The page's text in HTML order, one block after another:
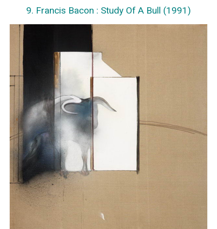
9. Francis Bacon : Study Of A Bull (1991)